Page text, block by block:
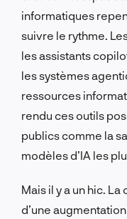
informatiques
suivre le rythme.
les assistants
les systèmes
ressources
rendu ces outils
publics comme la
modèles d’IA les
Mais il y a un hic.
d’une